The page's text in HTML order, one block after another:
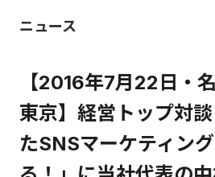
ニュース
【2016年7月22日・
東京】経営トップ対
たSNSマーケティン